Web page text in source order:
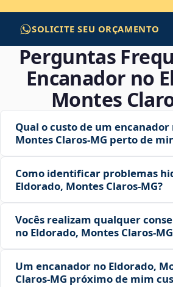
SOLICITE SEU ORÇAMENTO
Perguntas
Encanador no
Montes
Qual o custo de um encanador
Montes Claros‑MG perto de
Como identificar problemas
Eldorado, Montes Claros‑MG?
Vocês realizam qualquer
no Eldorado, Montes
Um encanador no Eldorado,
Claros‑MG próximo de mim